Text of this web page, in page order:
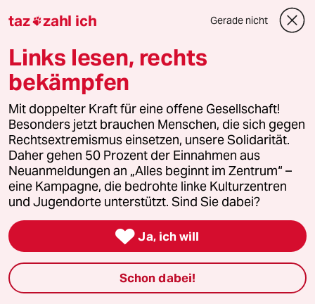
Folgen Sie uns
Ressorts
Politik
Öko
Gesellschaft
Kultur
Berlin
taz zahl ich Gerade nicht
Links lesen, rechts
bekämpfen
Mit doppelter Kraft für eine offene Gesellschaft!
Besonders jetzt brauchen Menschen, die sich gegen
Rechtsextremismus einsetzen, unsere Solidarität.
Daher gehen 50 Prozent der Einnahmen aus
Neuanmeldungen an „Alles beginnt im Zentrum“ –
eine Kampagne, die bedrohte linke Kulturzentren
und Jugendorte unterstützt. Sind Sie dabei?
 Ja, ich will
Schon dabei!